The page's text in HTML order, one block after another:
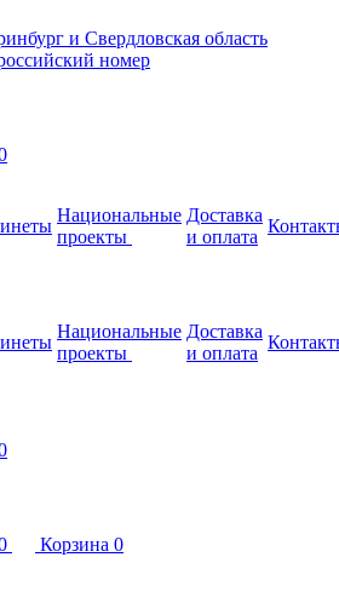
и Свердловская область
номер
Национальные
проекты
Доставка
и оплата
Национальные
проекты
Доставка
и оплата
Корзина 0